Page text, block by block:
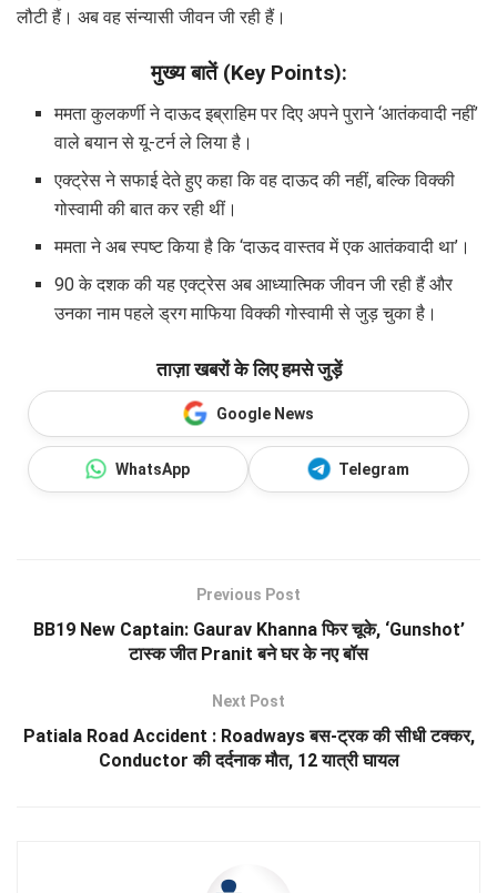
लौटी हैं। अब वह संन्यासी जीवन जी रही हैं।
मुख्य बातें (Key Points):
ममता कुलकर्णी ने दाऊद इब्राहिम पर दिए अपने पुराने ‘आतंकवादी नहीं’
वाले बयान से यू-टर्न ले लिया है।
एक्ट्रेस ने सफाई देते हुए कहा कि वह दाऊद की नहीं, बल्कि विक्की
गोस्वामी की बात कर रही थीं।
ममता ने अब स्पष्ट किया है कि ‘दाऊद वास्तव में एक आतंकवादी था’।
90 के दशक की यह एक्ट्रेस अब आध्यात्मिक जीवन जी रही हैं और
उनका नाम पहले ड्रग माफिया विक्की गोस्वामी से जुड़ चुका है।
ताज़ा खबरों के लिए हमसे जुड़ें
Google News
WhatsApp Telegram
Previous Post
BB19 New Captain: Gaurav Khanna फिर चूके, ‘Gunshot’
टास्क जीत Pranit बने घर के नए बॉस
Next Post
Patiala Road Accident : Roadways बस-ट्रक की सीधी टक्कर,
Conductor की दर्दनाक मौत, 12 यात्री घायल